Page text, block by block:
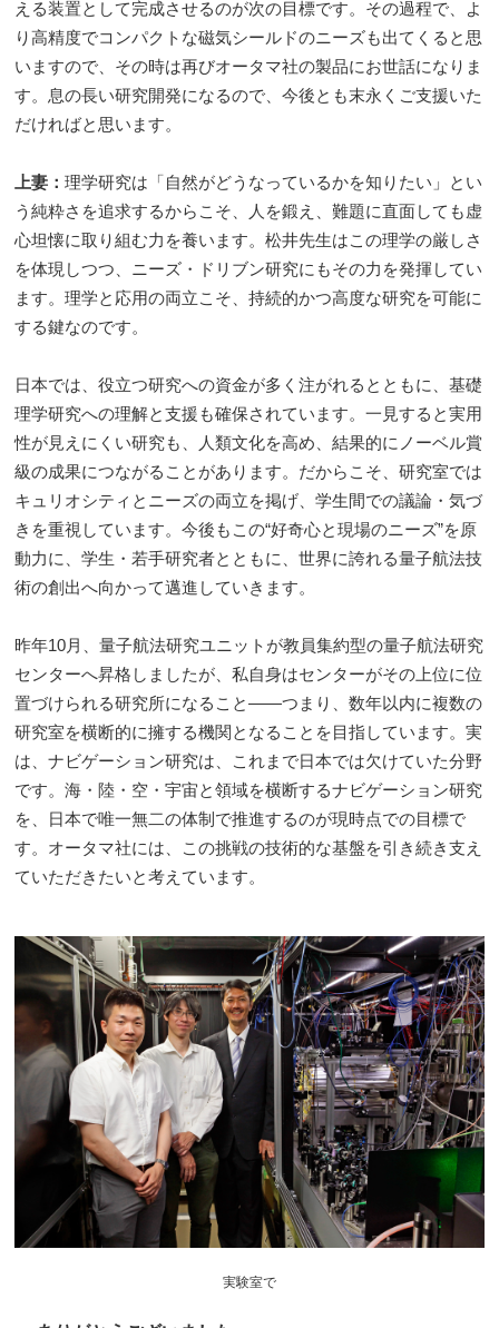
える装置として完成させるのが次の目標です。その過程で、よ
り高精度でコンパクトな磁気シールドのニーズも出てくると思
いますので、その時は再びオータマ社の製品にお世話になりま
す。息の長い研究開発になるので、今後とも末永くご支援いた
だければと思います。
上妻：理学研究は「自然がどうなっているかを知りたい」とい
う純粋さを追求するからこそ、人を鍛え、難題に直面しても虚
心坦懐に取り組む力を養います。松井先生はこの理学の厳しさ
を体現しつつ、ニーズ・ドリブン研究にもその力を発揮してい
ます。理学と応用の両立こそ、持続的かつ高度な研究を可能に
する鍵なのです。
日本では、役立つ研究への資金が多く注がれるとともに、基礎
理学研究への理解と支援も確保されています。一見すると実用
性が見えにくい研究も、人類文化を高め、結果的にノーベル賞
級の成果につながることがあります。だからこそ、研究室では
キュリオシティとニーズの両立を掲げ、学生間での議論・気づ
きを重視しています。今後もこの“好奇心と現場のニーズ”を原
動力に、学生・若手研究者とともに、世界に誇れる量子航法技
術の創出へ向かって邁進していきます。
昨年10月、量子航法研究ユニットが教員集約型の量子航法研究
センターへ昇格しましたが、私自身はセンターがその上位に位
置づけられる研究所になること――つまり、数年以内に複数の
研究室を横断的に擁する機関となることを目指しています。実
は、ナビゲーション研究は、これまで日本では欠けていた分野
です。海・陸・空・宇宙と領域を横断するナビゲーション研究
を、日本で唯一無二の体制で推進するのが現時点での目標で
す。オータマ社には、この挑戦の技術的な基盤を引き続き支え
ていただきたいと考えています。
実験室で